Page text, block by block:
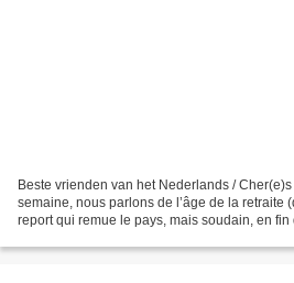
Beste vrienden van het Nederlands /
semaine, nous parlons de l’âge de la retraite
report qui remue le pays, mais soudain, en